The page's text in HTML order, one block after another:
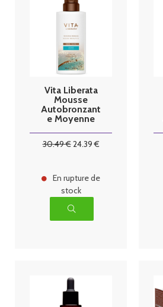
Vita Liberata
Mousse
Autobronzant
e Moyenne
30.49€24.39€
En rupture de
stock